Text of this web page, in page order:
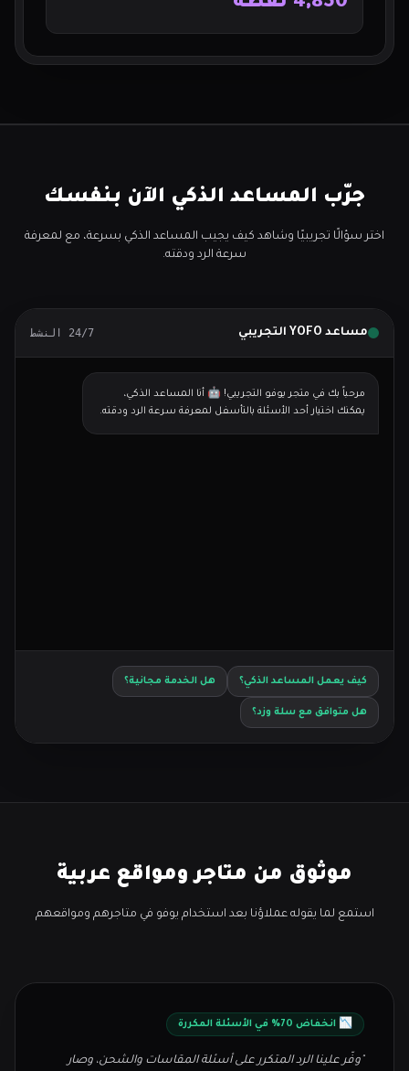
جرّب المساعد الذكي الآن بنفسك
اختر سؤالًا تجريبيًا وشاهد كيف يجيب المساعد الذكي بسرعة، مع لمعرفة
سرعة الرد ودقته.
مساعد YOFO التجريبي 24/7 النشط
مرحباً بك في متجر يوفو التجريبي! 🤖 أنا المساعد الذكي،
يمكنك اختيار أحد الأسئلة بالتأسفل لمعرفة سرعة الرد ودقته.
كيف يعمل المساعد الذكي؟ هل الخدمة مجانية؟
هل متوافق مع سلة وزد؟
موثوق من متاجر ومواقع عربية
استمع لما يقوله عملاؤنا بعد استخدام يوفو في متاجرهم ومواقعهم
📉 انخفاض 70% في الأسئلة المكررة
"وفّر علينا الرد المتكرر على أسئلة المقاسات والشحن، وصار